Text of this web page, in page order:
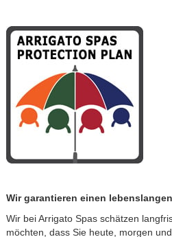
Wir garantieren einen
Wir bei Arrigato Spas schätzen
möchten, dass Sie heute, morgen